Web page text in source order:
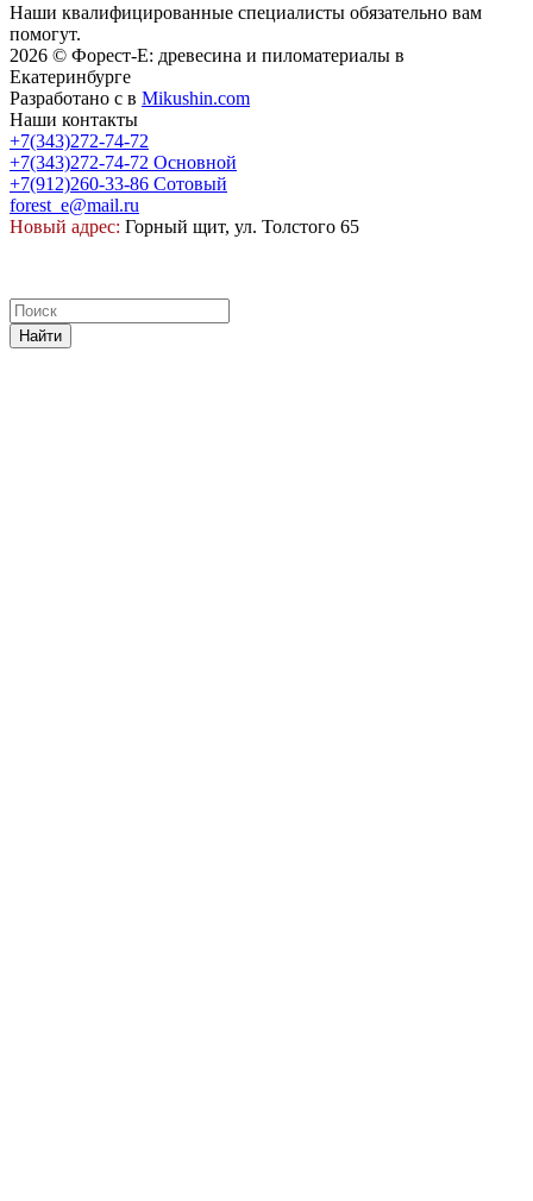
Наши квалифицированные специалисты обязательно вам
помогут.
2026 © Форест-Е: древесина и пиломатериалы в
Екатеринбурге
Разработано с в Mikushin.com
Наши контакты
+7(343)272-74-72
+7(343)272-74-72 Основной
+7(912)260-33-86 Сотовый
forest_e@mail.ru
Новый адрес: Горный щит, ул. Толстого 65
Найти